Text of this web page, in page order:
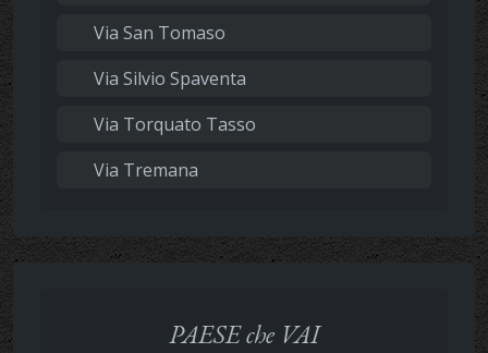
Via San Tomaso
Via Silvio Spaventa
Via Torquato Tasso
Via Tremana
PAESE che VAI